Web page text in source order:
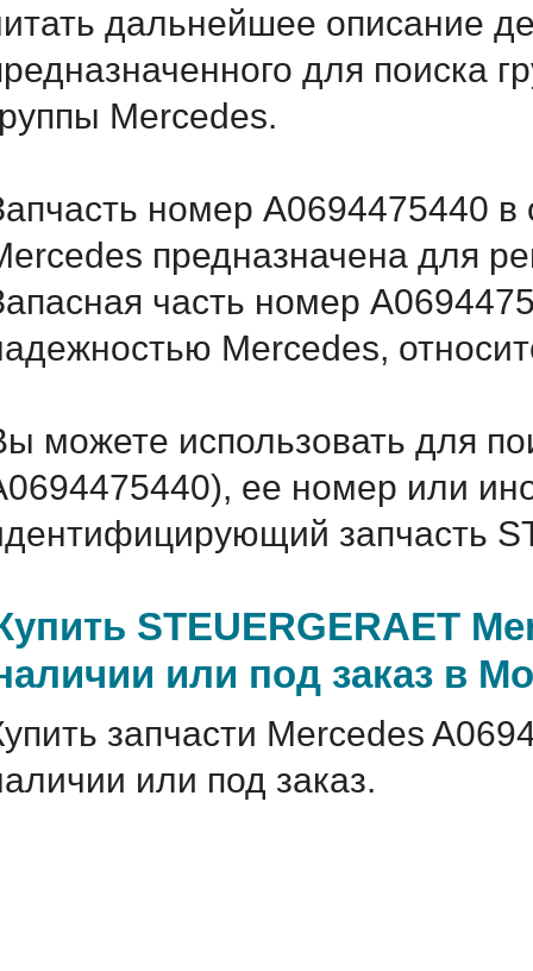
дальнейшее описание
для поиска
Mercedes.
номер A0694475440 в
предназначена для
часть номер
Mercedes,
можете использовать для
ее номер или
запчасть
STEUERGERAET
или под заказ в
запчасти Mercedes
или под заказ.